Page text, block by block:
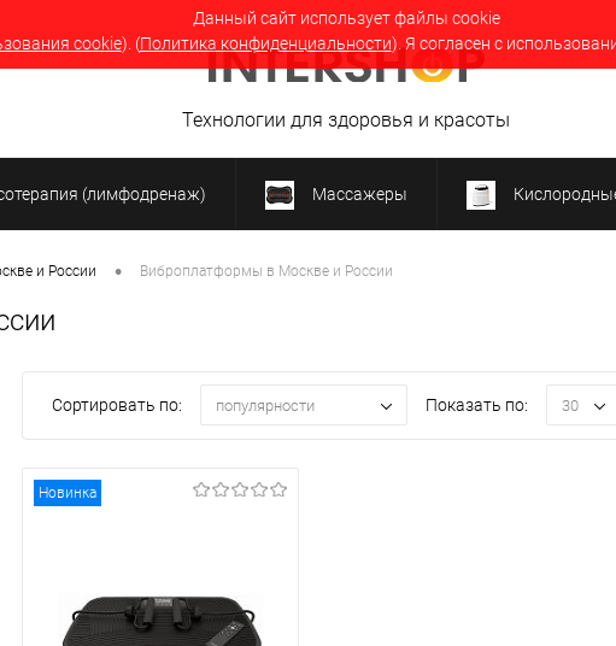
Данный сайт использует файлы cookie
cookie). (Политика конфиденциальности). Я согласен с
Технологии для здоровья и красоты
(лимфодренаж) Массажеры
и России • Виброплатформы в Москве и России
Сортировать по: популярности Показать по: 30
Новинка